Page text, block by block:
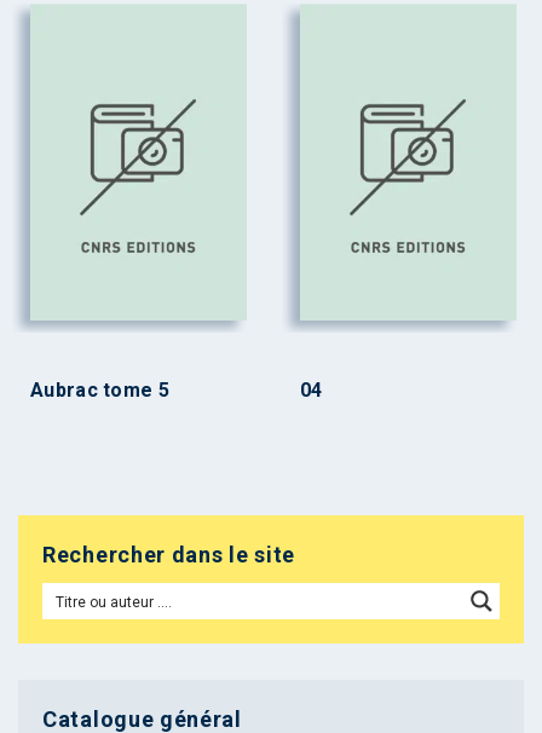
Aubrac tome 5 04
Rechercher dans le site
Catalogue général